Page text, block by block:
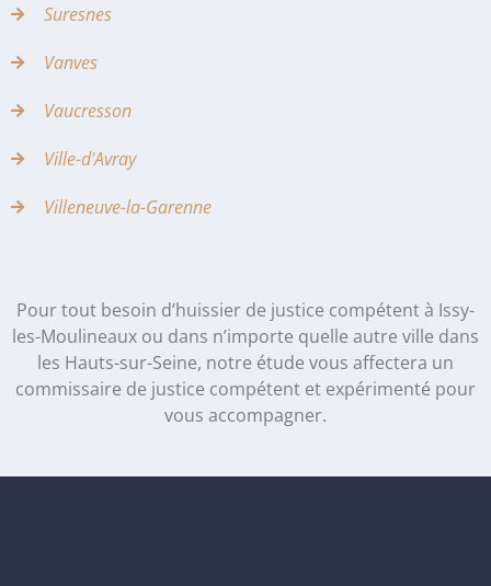
Suresnes
Vanves
Vaucresson
Ville-d'Avray
Villeneuve-la-Garenne
Pour tout besoin d’huissier de justice compétent à Issy-
les-Moulineaux ou dans n’importe quelle autre ville dans
les Hauts-sur-Seine, notre étude vous affectera un
commissaire de justice compétent et expérimenté pour
vous accompagner.